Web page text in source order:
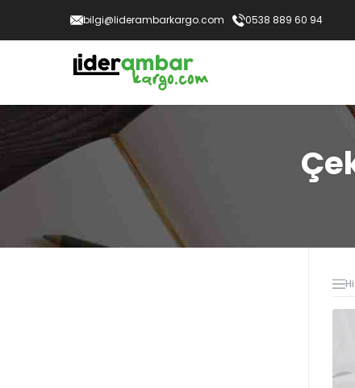
bilgi@liderambarkargo.com 0538 889 60 94